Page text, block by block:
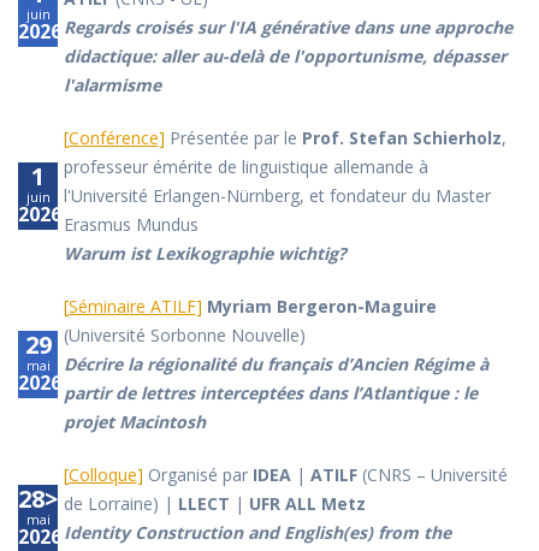
juin
2026 Regards croisés sur l'IA générative dans une approche
didactique: aller au-delà de l'opportunisme, dépasser
l'alarmisme
1
juin
2026
[Conférence] Présentée par le Prof. Stefan Schierholz,
professeur émérite de linguistique allemande à
l'Université Erlangen-Nürnberg, et fondateur du Master
Erasmus Mundus
Warum ist Lexikographie wichtig?
29
mai
2026
[Séminaire ATILF] Myriam Bergeron-Maguire
(Université Sorbonne Nouvelle)
Décrire la régionalité du français d’Ancien Régime à
partir de lettres interceptées dans l’Atlantique : le
projet Macintosh
28>29
mai
2026
[Colloque] Organisé par IDEA | ATILF(CNRS – Université
de Lorraine) | LLECT | UFR ALL Metz
Identity Construction and English(es) from the